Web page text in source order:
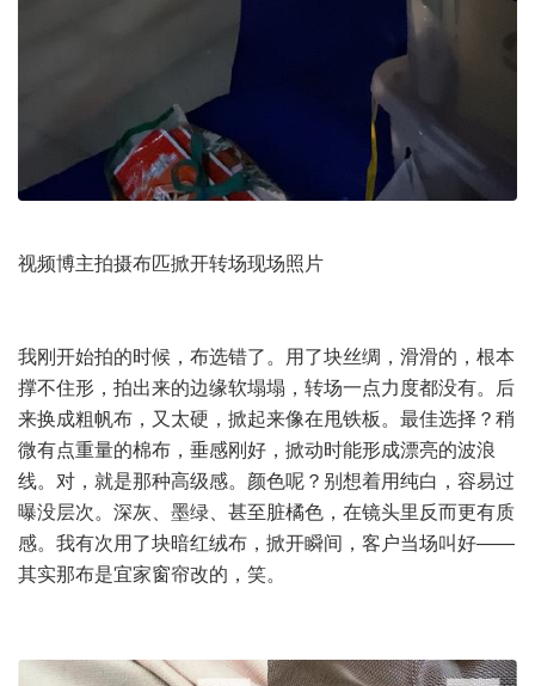
视频博主拍摄布匹掀开转场现场照片
我刚开始拍的时候，布选错了。用了块丝绸，滑滑的，根本
撑不住形，拍出来的边缘软塌塌，转场一点力度都没有。后
来换成粗帆布，又太硬，掀起来像在甩铁板。最佳选择？稍
微有点重量的棉布，垂感刚好，掀动时能形成漂亮的波浪
线。对，就是那种高级感。颜色呢？别想着用纯白，容易过
曝没层次。深灰、墨绿、甚至脏橘色，在镜头里反而更有质
感。我有次用了块暗红绒布，掀开瞬间，客户当场叫好——
其实那布是宜家窗帘改的，笑。